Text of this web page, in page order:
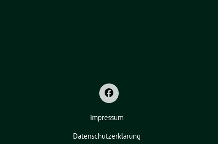
Impressum
Datenschutzerklärung